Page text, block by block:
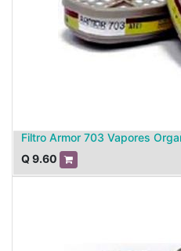
Filtro Armor 703 Vapores
Q9.60